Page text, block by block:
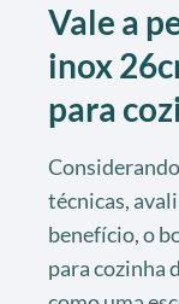
Vale a
inox
para
técnicas,
benefício, o
para cozinha